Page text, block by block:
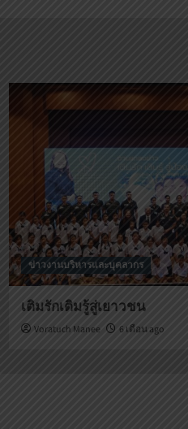
ข่าวงานบริหารและบุคลากร
เติมรักเติมรู้สู่เยาวชน
Voratuch Manee 6 เดือน ago